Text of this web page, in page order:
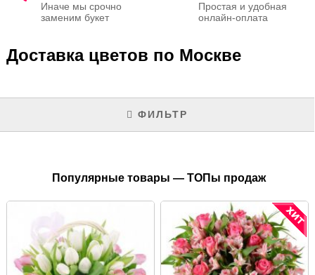
Иначе мы срочно
заменим букет
Простая и удобная
онлайн-оплата
Доставка цветов по Москве
ФИЛЬТР
Популярные товары — ТОПы продаж